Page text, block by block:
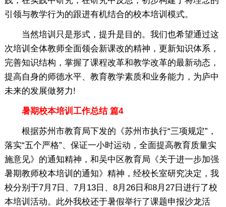
引领与教学行为的跟进有机结合的校本培训模式。
当然培训只是形式，提升是目的。我们也希望通过这
次培训全体教师全面领会新课改的精神，更新知识体系，
完善知识结构，掌握了课程改革和教学改革的最新动态，
提高自身的师德水平、教育教学素质和业务能力，为庐中
未来的发展做努力!
暑期校本培训工作总结 篇4
根据苏州市教育局下发的《苏州市执行“三项规定”，
落实“五个严格”、保证一小时运动，全面提高教育质量实
施意见》的通知精神，和吴中区教育局《关于进一步加强
暑期教师校本培训的通知》精神，经校长室研究决定，我
校分别于7月7日、7月13日、8月26日和8月27日进行了校
本培训活动。此外我校还于暑假举行了课题申报沙龙活